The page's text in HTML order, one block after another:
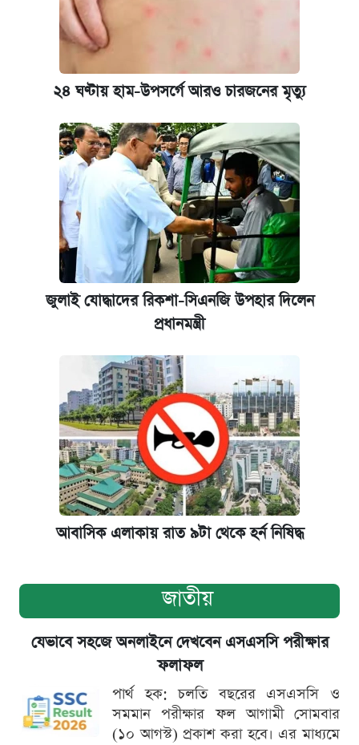
২৪ ঘণ্টায় হাম-উপসর্গে আরও চারজনের মৃত্যু
জুলাই যোদ্ধাদের রিকশা-সিএনজি উপহার দিলেন
প্রধানমন্ত্রী
আবাসিক এলাকায় রাত ৯টা থেকে হর্ন নিষিদ্ধ
জাতীয়
যেভাবে সহজে অনলাইনে দেখবেন এসএসসি পরীক্ষার
ফলাফল
পার্থ হক: চলতি বছরের এসএসসি ও
সমমান পরীক্ষার ফল আগামী সোমবার
(১০ আগস্ট) প্রকাশ করা হবে। এর মাধ্যমে